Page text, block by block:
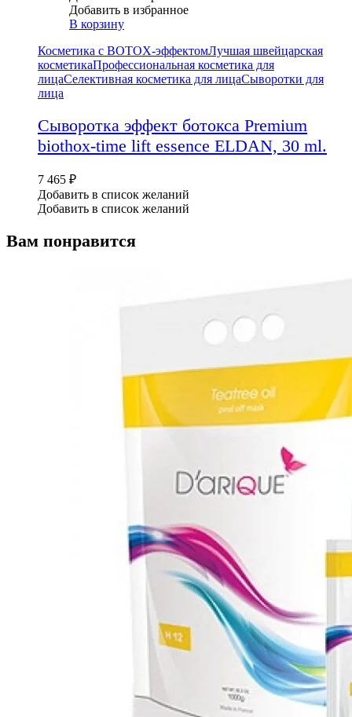
Добавить в избранное
В корзину
Косметика с BOTOX-эффектомЛучшая швейцарская
косметикаПрофессиональная косметика для
лицаСелективная косметика для лицаСыворотки для
лица
Сыворотка эффект ботокса Premium
biothox-time lift essence ELDAN, 30 ml.
7 465 ₽
Добавить в список желаний
Добавить в список желаний
Вам понравится